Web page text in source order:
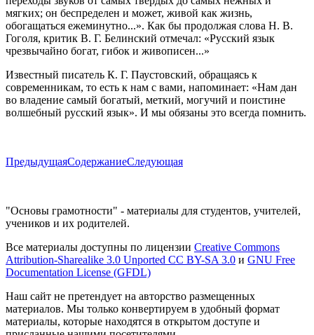
мягких; он беспределен и может, живой как жизнь,
обогащаться ежеминутно...». Как бы продолжая слова Н. В.
Гоголя, критик В. Г. Белинский отмечал: «Русский язык
чрезвычайно богат, гибок и живописен...»
Известный писатель К. Г. Паустовский, обращаясь к
современникам, то есть к нам с вами, напоминает: «Нам дан
во владение самый богатый, меткий, могучий и поистине
волшебный русский язык». И мы обязаны это всегда помнить.
ПредыдущаяСодержаниеСледующая
"Основы грамотности" - материалы для студентов, учителей,
учеников и их родителей.
Все материалы доступны по лицензии Creative Commons
Attribution-Sharealike 3.0 Unported CC BY-SA 3.0 и GNU Free
Documentation License (GFDL)
Наш сайт не претендует на авторство размещенных
материалов. Мы только конвертируем в удобный формат
материалы, которые находятся в открытом доступе и